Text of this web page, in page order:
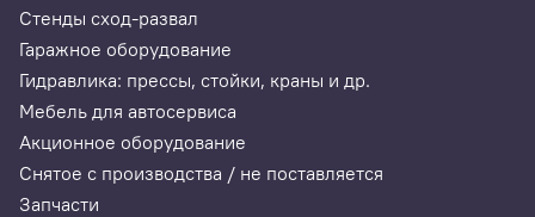
Стенды сход-развал
Гаражное оборудование
Гидравлика: прессы, стойки, краны и др.
Мебель для автосервиса
Акционное оборудование
Снятое с производства / не поставляется
Запчасти